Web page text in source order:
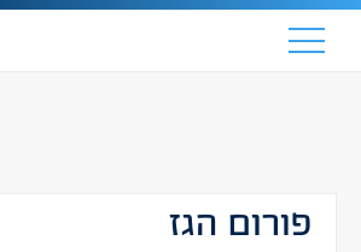
פורום הגז